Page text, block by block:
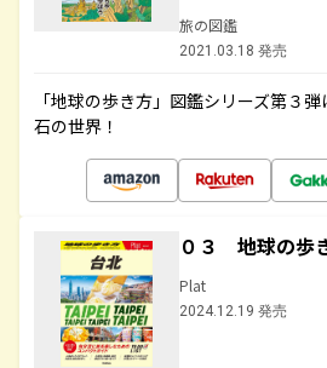
旅の図鑑
2021.03.18 発売
「地球の歩き方」図鑑シリーズ第３
石の世界！
０３ 地球の
Plat
2024.12.19 発売